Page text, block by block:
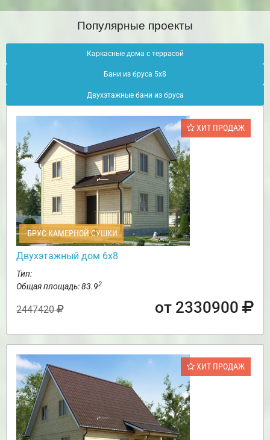
Популярные проекты
Каркасные дома с террасой
Бани из бруса 5х8
Двухэтажные бани из бруса
ХИТ ПРОДАЖ
БРУС КАМЕРНОЙ СУШКИ
Двухэтажный дом 6х8
Тип:
Общая площадь: 83.92
2447420 от 2330900
ХИТ ПРОДАЖ